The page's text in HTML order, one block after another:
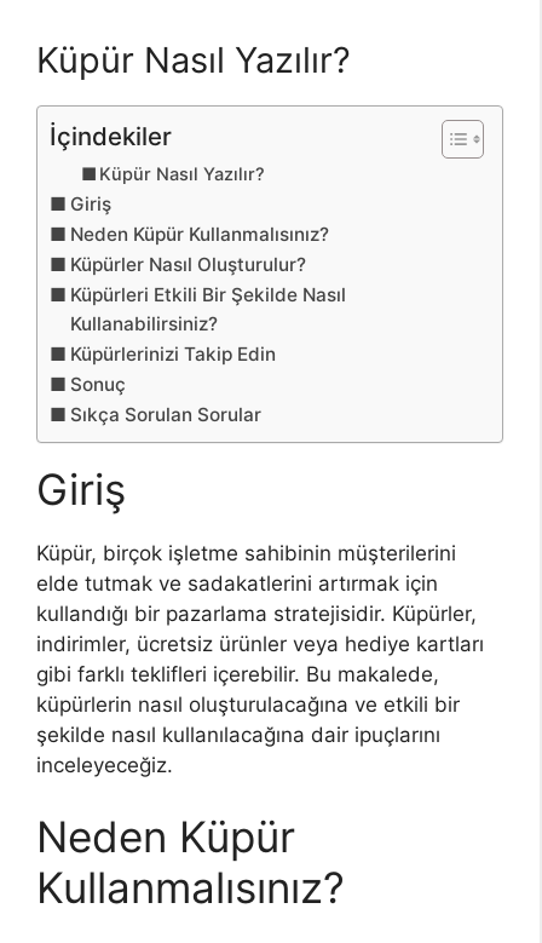
Küpür Nasıl Yazılır?
İçindekiler
Küpür Nasıl Yazılır?
Giriş
Neden Küpür Kullanmalısınız?
Küpürler Nasıl Oluşturulur?
Küpürleri Etkili Bir Şekilde Nasıl
Kullanabilirsiniz?
Küpürlerinizi Takip Edin
Sonuç
Sıkça Sorulan Sorular
Giriş
Küpür, birçok işletme sahibinin müşterilerini
elde tutmak ve sadakatlerini artırmak için
kullandığı bir pazarlama stratejisidir. Küpürler,
indirimler, ücretsiz ürünler veya hediye kartları
gibi farklı teklifleri içerebilir. Bu makalede,
küpürlerin nasıl oluşturulacağına ve etkili bir
şekilde nasıl kullanılacağına dair ipuçlarını
inceleyeceğiz.
Neden Küpür
Kullanmalısınız?